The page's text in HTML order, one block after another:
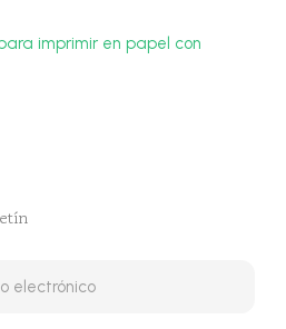
imprimir en papel con